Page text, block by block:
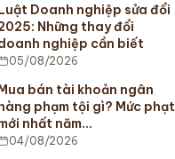
Doanh nghiệp sửa đổi
Những thay đổi
nghiệp cần biết
05/08/2026
bán tài khoản ngân
phạm tội gì? Mức phạt
nhất năm…
04/08/2026